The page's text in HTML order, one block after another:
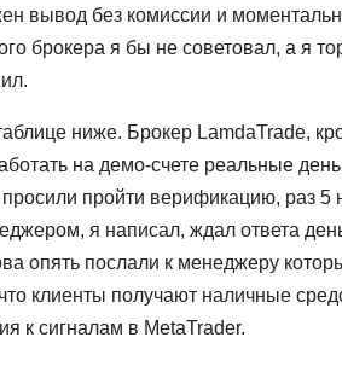
вывод без комиссии и
брокера я бы не советовал, а я
ниже. Брокер LamdaTrade,
на демо-счете реальные
пройти верификацию, раз 5
я написал, ждал ответа
опять послали к менеджеру
клиенты получают наличные
к сигналам в MetaTrader.